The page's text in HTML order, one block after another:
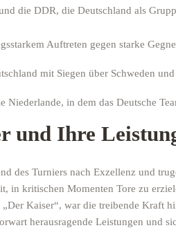
die DDR, die Deutschland als
Auftreten gegen starke
mit Siegen über Schweden
Niederlande, in dem das Deutsche
und Ihre
des Turniers nach Exzellenz und
in kritischen Momenten Tore zu
Kaiser“, war die treibende Kraft
herausragende Leistungen und